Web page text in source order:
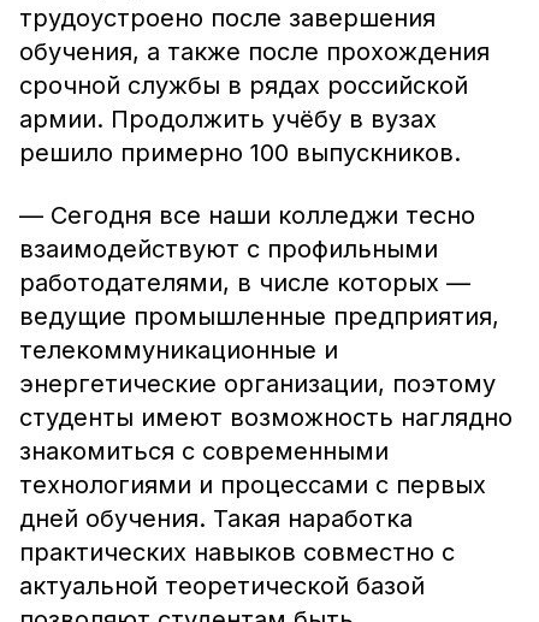
трудоустроено после завершения
обучения, а также после прохождения
срочной службы в рядах российской
армии. Продолжить учёбу в вузах
решило примерно 100 выпускников.
— Сегодня все наши колледжи тесно
взаимодействуют с профильными
работодателями, в числе которых —
ведущие промышленные предприятия,
телекоммуникационные и
энергетические организации, поэтому
студенты имеют возможность наглядно
знакомиться с современными
технологиями и процессами с первых
дней обучения. Такая наработка
практических навыков совместно с
актуальной теоретической базой